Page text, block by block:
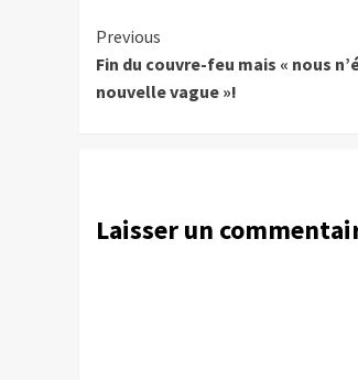
Continue
Reading
Previous
Fin du couvre-feu mais « nous
nouvelle vague »!
Laisser un